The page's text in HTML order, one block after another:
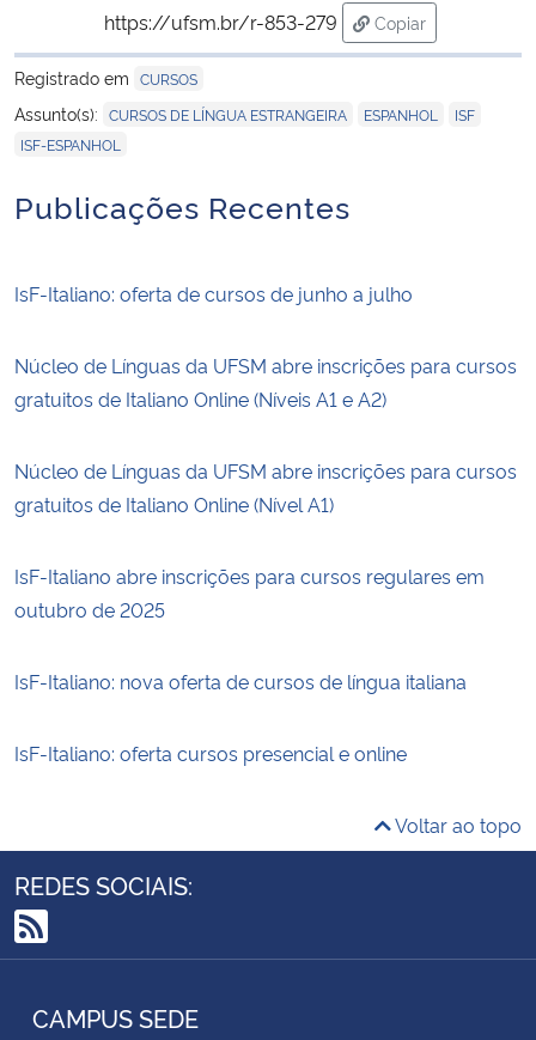
https://ufsm.br/r-853-279
Copiar
para área de
Registrado em CURSOS
Assunto(s): CURSOS DE LÍNGUA ESTRANGEIRA ESPANHOL ISF
ISF-ESPANHOL
Publicações Recentes
IsF-Italiano: oferta de cursos de junho a julho
Núcleo de Línguas da UFSM abre inscrições para cursos
gratuitos de Italiano Online (Níveis A1 e A2)
Núcleo de Línguas da UFSM abre inscrições para cursos
gratuitos de Italiano Online (Nível A1)
IsF-Italiano abre inscrições para cursos regulares em
outubro de 2025
IsF-Italiano: nova oferta de cursos de língua italiana
IsF-Italiano: oferta cursos presencial e online
Voltar ao topo
REDES SOCIAIS:
RSS
CAMPUS SEDE